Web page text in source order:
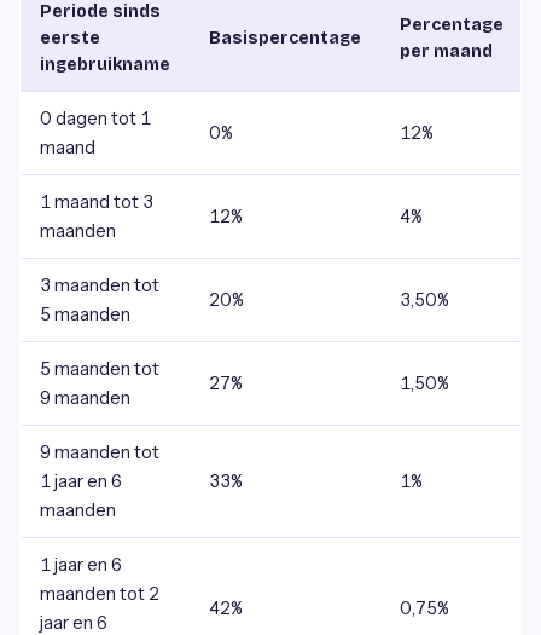
Periode sinds
eerste
ingebruikname
Basispercentage
Percentage
per maand
0 dagen tot 1
maand
0% 12%
1 maand tot 3
maanden
12% 4%
3 maanden tot
5 maanden
20% 3,50%
5 maanden tot
9 maanden
27% 1,50%
9 maanden tot
1 jaar en 6
maanden
33% 1%
1 jaar en 6
maanden tot 2
jaar en 6
42% 0,75%